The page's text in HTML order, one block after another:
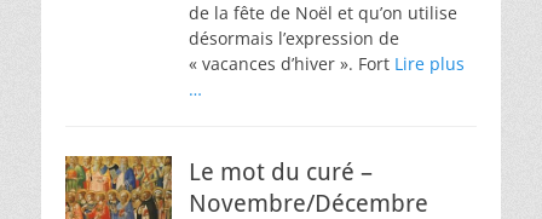
de la fête de Noël et qu’on utilise
désormais l’expression de
« vacances d’hiver ». Fort Lire plus
…
Le mot du curé –
Novembre/Décembre